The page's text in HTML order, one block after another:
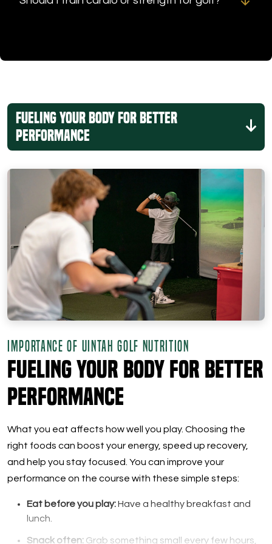
Fueling Your Body for Better
Performance
IMPORTANCE OF UINTAH GOLF NUTRITION
Fueling Your Body for Better
Performance
What you eat affects how well you play. Choosing the
right foods can boost your energy, speed up recovery,
and help you stay focused. You can improve your
performance on the course with these simple steps:
Eat before you play:Have a healthy breakfast and
lunch.
Snack often: Grab something small every few hours,